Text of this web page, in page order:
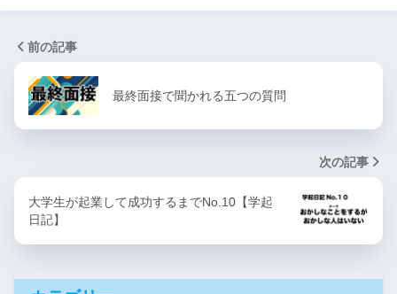
前の記事
最終面接で聞かれる五つの質問
次の記事
大学生が起業して成功するまでNo.10【学起
日記】